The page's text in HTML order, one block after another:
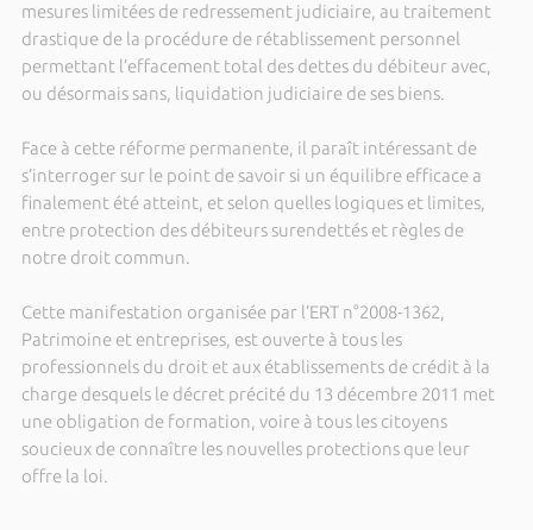
mesures limitées de redressement judiciaire, au traitement
drastique de la procédure de rétablissement personnel
permettant l’effacement total des dettes du débiteur avec,
ou désormais sans, liquidation judiciaire de ses biens.
Face à cette réforme permanente, il paraît intéressant de
s’interroger sur le point de savoir si un équilibre efficace a
finalement été atteint, et selon quelles logiques et limites,
entre protection des débiteurs surendettés et règles de
notre droit commun.
Cette manifestation organisée par l’ERT n°2008-1362,
Patrimoine et entreprises, est ouverte à tous les
professionnels du droit et aux établissements de crédit à la
charge desquels le décret précité du 13 décembre 2011 met
une obligation de formation, voire à tous les citoyens
soucieux de connaître les nouvelles protections que leur
offre la loi.